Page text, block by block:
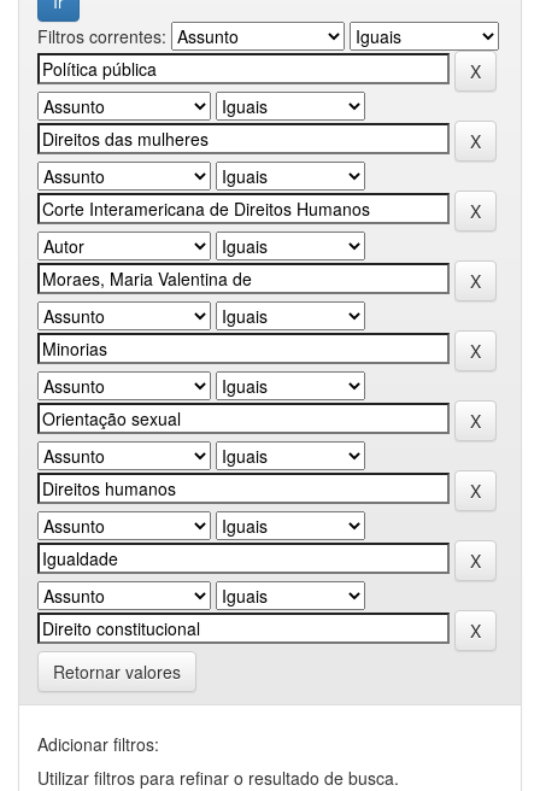
Filtros correntes:
Retornar valores
Adicionar filtros:
Utilizar filtros para refinar o resultado de busca.